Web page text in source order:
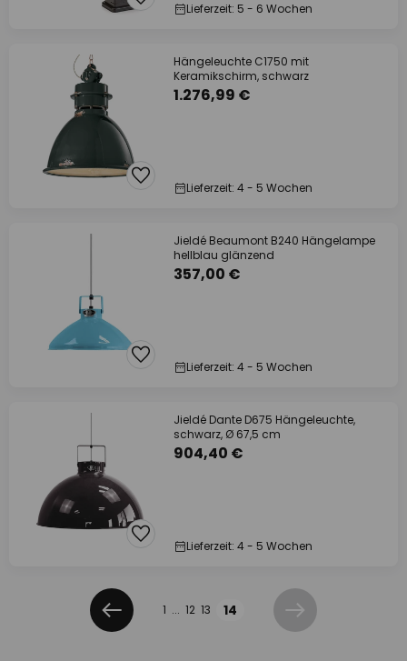
Lieferzeit: 5 - 6 Wochen
Hängeleuchte C1750 mit
Keramikschirm, schwarz
1.276,99 €
Lieferzeit: 4 - 5 Wochen
Jieldé Beaumont B240 Hängelampe
hellblau glänzend
357,00 €
Lieferzeit: 4 - 5 Wochen
Jieldé Dante D675 Hängeleuchte,
schwarz, Ø 67,5 cm
904,40 €
Lieferzeit: 4 - 5 Wochen
Zurück
Seite
1 ... 12 13 14 Weiter